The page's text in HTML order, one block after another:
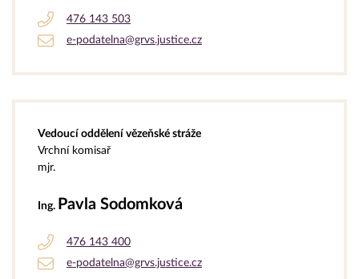
476 143 503
e-podatelna@grvs.justice.cz
Vedoucí oddělení vězeňské stráže
Vrchní komisař
mjr.
Ing. Pavla Sodomková
476 143 400
e-podatelna@grvs.justice.cz